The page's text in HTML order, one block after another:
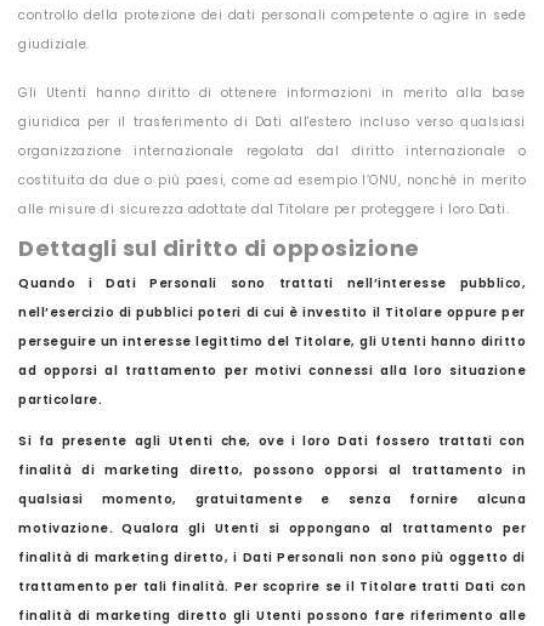
controllo della protezione dei dati personali competente o agire in sede
giudiziale.
Gli Utenti hanno diritto di ottenere informazioni in merito alla base
giuridica per il trasferimento di Dati all'estero incluso verso qualsiasi
organizzazione internazionale regolata dal diritto internazionale o
costituita da due o più paesi, come ad esempio l’ONU, nonché in merito
alle misure di sicurezza adottate dal Titolare per proteggere i loro Dati.
Dettagli sul diritto di opposizione
Quando i Dati Personali sono trattati nell’interesse pubblico,
nell’esercizio di pubblici poteri di cui è investito il Titolare oppure per
perseguire un interesse legittimo del Titolare, gli Utenti hanno diritto
ad opporsi al trattamento per motivi connessi alla loro situazione
particolare.
Si fa presente agli Utenti che, ove i loro Dati fossero trattati con
finalità di marketing diretto, possono opporsi al trattamento in
qualsiasi momento, gratuitamente e senza fornire alcuna
motivazione. Qualora gli Utenti si oppongano al trattamento per
finalità di marketing diretto, i Dati Personali non sono più oggetto di
trattamento per tali finalità. Per scoprire se il Titolare tratti Dati con
finalità di marketing diretto gli Utenti possono fare riferimento alle